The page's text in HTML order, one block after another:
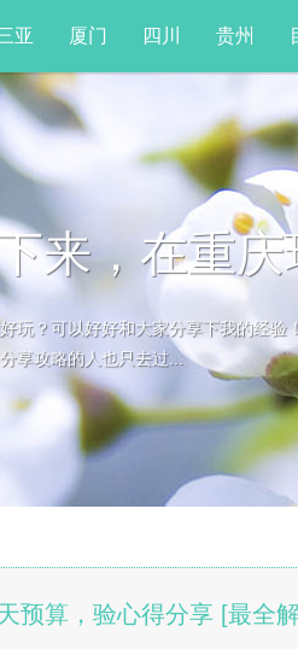
亚 厦门 四川 贵州
来，在重
玩？可以好好和大家分享下我的经验
享攻略的人也只去过...
预算，验心得分享 [最全